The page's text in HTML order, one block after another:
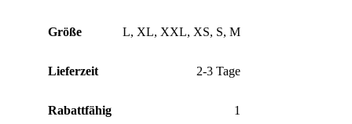
Größe L, XL, XXL, XS, S, M
Lieferzeit 2-3 Tage
Rabattfähig 1